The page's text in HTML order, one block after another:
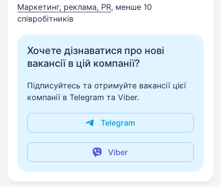
Маркетинг, реклама, PR, менше 10
співробітників
Хочете дізнаватися про нові
вакансії в цій компанії?
Підписуйтесь та отримуйте вакансії цієї
компанії в Telegram та Viber.
Telegram
Viber